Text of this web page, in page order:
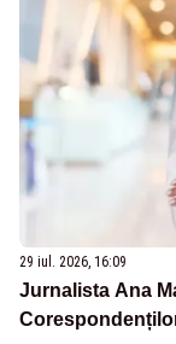
29 iul. 2026, 16:09
Jurnalista Ana